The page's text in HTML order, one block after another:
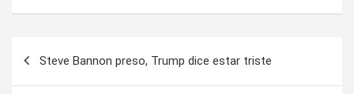
Steve Bannon preso, Trump dice estar triste